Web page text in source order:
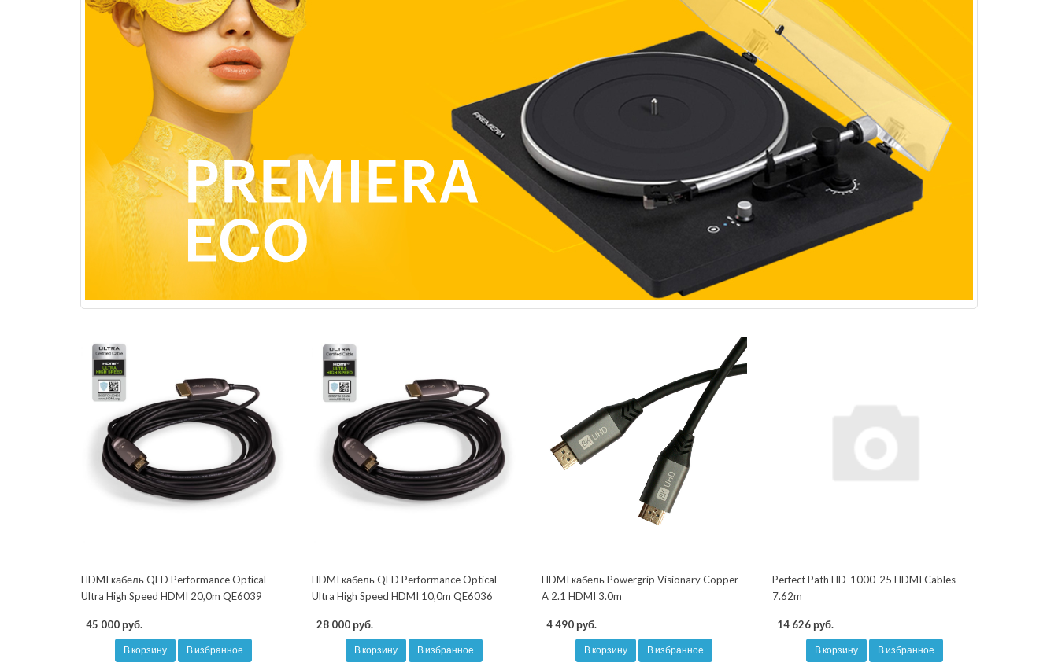
HDMI кабель QED Performance Optical
Ultra High Speed HDMI 20,0m QE6039
45 000 руб.
В корзину В избранное
HDMI кабель QED Performance Optical
Ultra High Speed HDMI 10,0m QE6036
28 000 руб.
В корзину В избранное
HDMI кабель Powergrip Visionary Copper
A 2.1 HDMI 3.0m
4 490 руб.
В корзину В избранное
Perfect Path HD-1000-25 HDMI Cables
7.62m
14 626 руб.
В корзину В избранное